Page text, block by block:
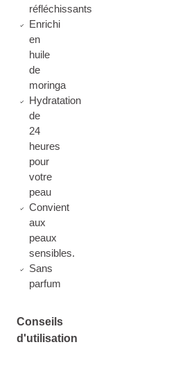
réfléchissants
Enrichi
en
huile
de
moringa
Hydratation
de
24
heures
pour
votre
peau
Convient
aux
peaux
sensibles.
Sans
parfum
Conseils
d'utilisation